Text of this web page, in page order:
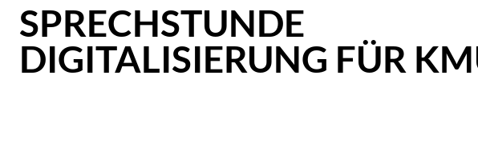
SPRECHSTUNDE
DIGITALISIERUNG FÜR